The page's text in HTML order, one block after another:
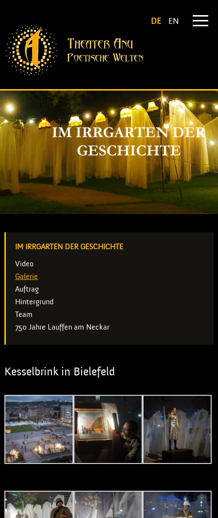
DE EN
IM IRRGARTEN DER GESCHICHTE
Video
Galerie
Auftrag
Hintergrund
Team
750 Jahre Lauffen am Neckar
Kesselbrink in Bielefeld